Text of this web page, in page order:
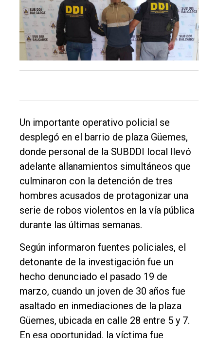
El
único
DIARIO
Inicio
Tendencia
Int.
General
Política
Cultura
Entrevistas
Rural
Deportes
Fúnebres
Edición
Empresa
Nosotros
Un importante operativo policial se
desplegó en el barrio de plaza Güemes,
donde personal de la SUBDDI local llevó
adelante allanamientos simultáneos que
culminaron con la detención de tres
hombres acusados de protagonizar una
serie de robos violentos en la vía pública
durante las últimas semanas.
Según informaron fuentes policiales, el
detonante de la investigación fue un
hecho denunciado el pasado 19 de
marzo, cuando un joven de 30 años fue
asaltado en inmediaciones de la plaza
Güemes, ubicada en calle 28 entre 5 y 7.
En esa oportunidad, la víctima fue